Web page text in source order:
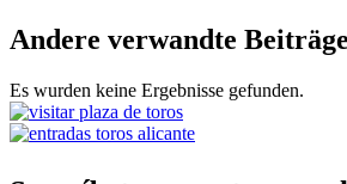
Andere verwandte Beiträge
Es wurden keine Ergebnisse gefunden.